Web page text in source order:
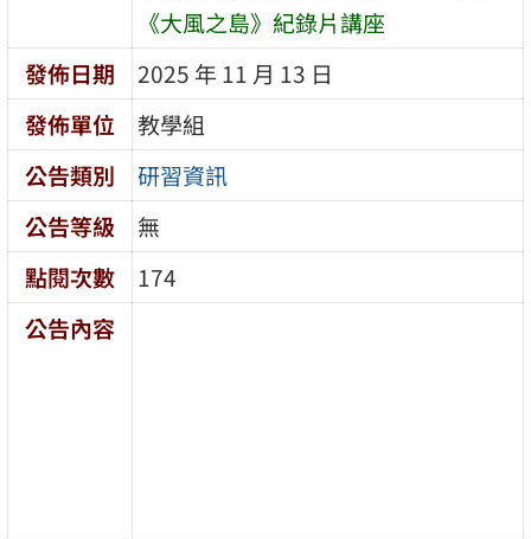
《大風之島》紀錄片講座
發佈日期
2025 年 11 月 13 日
發佈單位
教學組
公告類別
研習資訊
公告等級
無
點閱次數
174
公告內容